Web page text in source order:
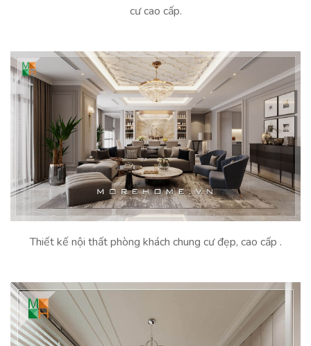
cư cao cấp.
Thiết kế nội thất phòng khách chung cư đẹp, cao cấp .